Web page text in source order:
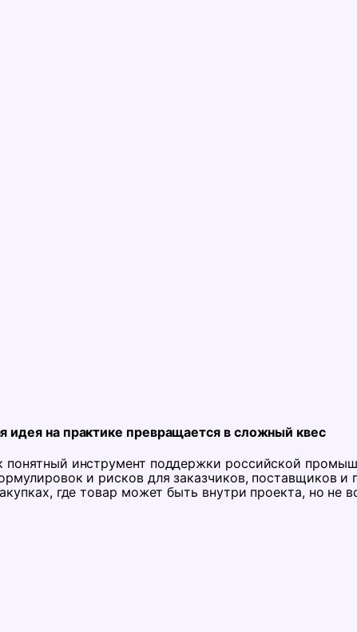
на практике превращается в сложный квес
инструмент поддержки российской
и рисков для заказчиков, поставщиков
где товар может быть внутри проекта, но не